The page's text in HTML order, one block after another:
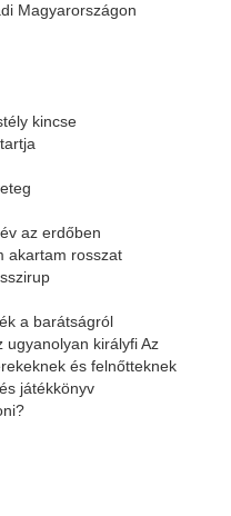
Magyarországon
kincse
az erdőben
akartam rosszat
a barátságról
ugyanolyan királyfi Az
és felnőtteknek
játékkönyv